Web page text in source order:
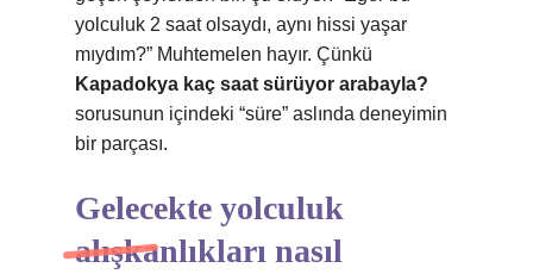
yolculuk 2 saat olsaydı, aynı hissi yaşar
mıydım?” Muhtemelen hayır. Çünkü
Kapadokya kaç saat sürüyor arabayla?
sorusunun içindeki “süre” aslında deneyimin
bir parçası.
Gelecekte yolculuk
alışkanlıkları nasıl